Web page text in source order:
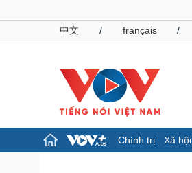
中文
/ français /
Chính trị Xã hội